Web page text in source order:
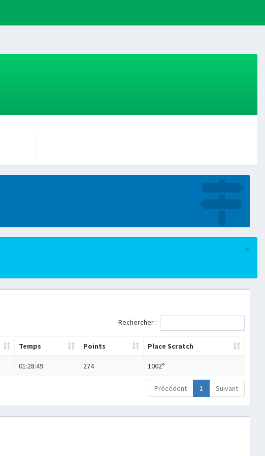
×
Rechercher :
Temps Points Place Scratch
01:28:49 274 1002°
Précédent 1 Suivant